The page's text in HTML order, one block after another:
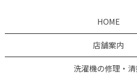
HOME
店舗案内
洗濯機の修理・